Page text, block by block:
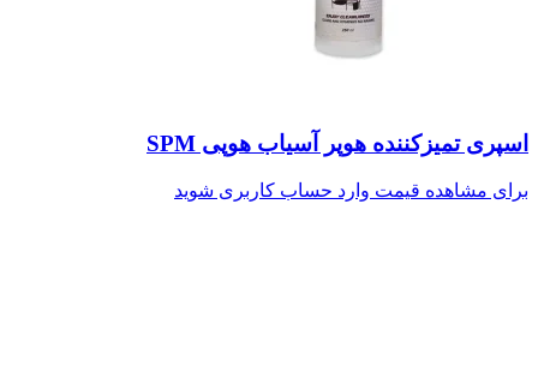
اسپری تمیزکننده هوپر آسیاب هوپی SPM
برای مشاهده قیمت وارد حساب کاربری شوید